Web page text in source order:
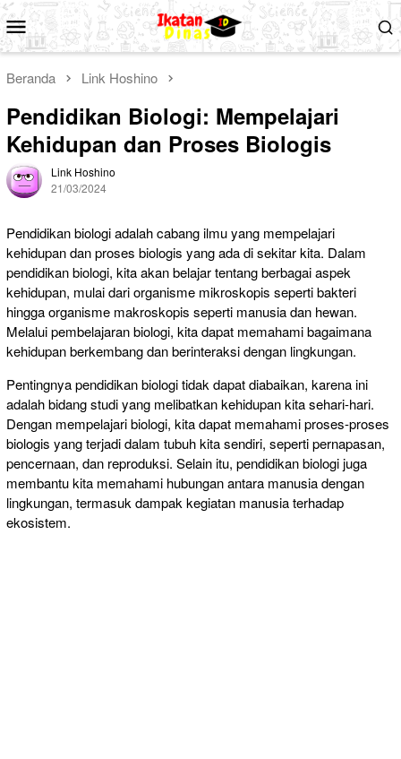
Loncat
ke
konten
Menu
Mobile
Beranda Link Hoshino
Pendidikan Biologi: Mempelajari
Kehidupan dan Proses Biologis
Link Hoshino
21/03/2024
Pendidikan biologi adalah cabang ilmu yang mempelajari
kehidupan dan proses biologis yang ada di sekitar kita. Dalam
pendidikan biologi, kita akan belajar tentang berbagai aspek
kehidupan, mulai dari organisme mikroskopis seperti bakteri
hingga organisme makroskopis seperti manusia dan hewan.
Melalui pembelajaran biologi, kita dapat memahami bagaimana
kehidupan berkembang dan berinteraksi dengan lingkungan.
Pentingnya pendidikan biologi tidak dapat diabaikan, karena ini
adalah bidang studi yang melibatkan kehidupan kita sehari-hari.
Dengan mempelajari biologi, kita dapat memahami proses-proses
biologis yang terjadi dalam tubuh kita sendiri, seperti pernapasan,
pencernaan, dan reproduksi. Selain itu, pendidikan biologi juga
membantu kita memahami hubungan antara manusia dengan
lingkungan, termasuk dampak kegiatan manusia terhadap
ekosistem.